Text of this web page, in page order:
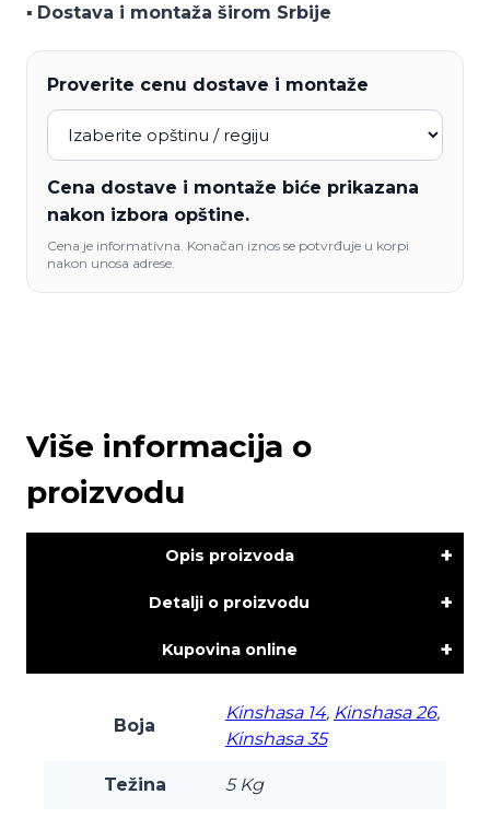
▪️ Dostava i montaža širom Srbije
Proverite cenu dostave i montaže
Cena dostave i montaže biće prikazana
nakon izbora opštine.
Cena je informativna. Konačan iznos se potvrđuje u korpi
nakon unosa adrese.
Više informacija o
proizvodu
Opis proizvoda
Detalji o proizvodu
Kupovina online
Boja
Kinshasa 14, Kinshasa 26,
Kinshasa 35
Težina 5 Kg